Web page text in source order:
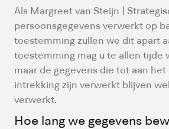
Als Margreet van Steijn |
persoonsgegevens verwerkt op
toestemming zullen we dit apart
toestemming mag u te allen tijde
maar de gegevens die tot aan
intrekking zijn verwerkt blijven
verwerkt.
Hoe lang we gegevens